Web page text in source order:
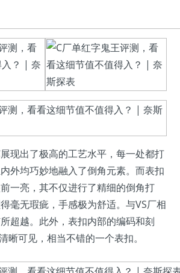
现出了极高的工艺水平，每一处都打
外均巧妙地融入了倒角元素。而表扣
一亮，其不仅进行了精细的倒角打
毫无瑕疵，手感极为舒适。与VS厂相
超越。此外，表扣内部的编码和刻
晰可见，相当不错的一个表扣。